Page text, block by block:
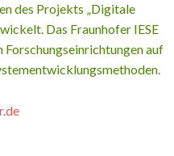
des Projekts „Digitale
Das Fraunhofer IESE
auf